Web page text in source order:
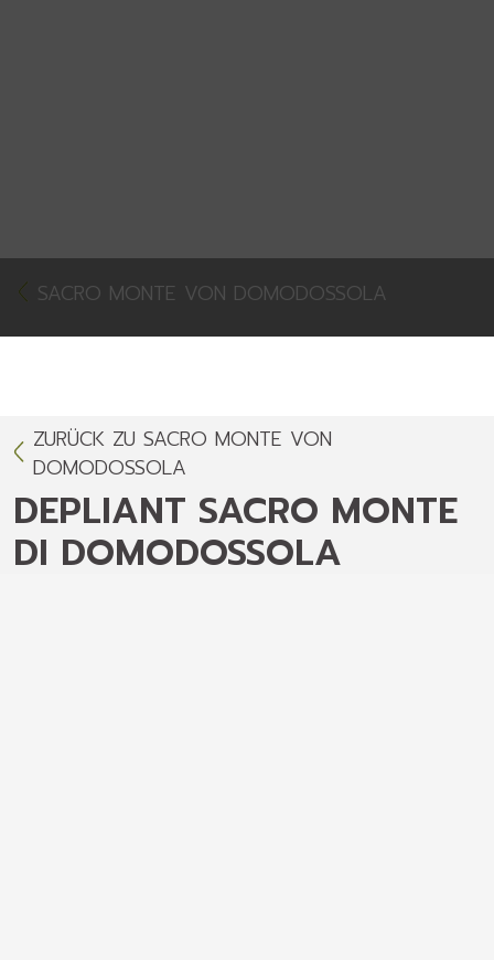
SACRO MONTE VON DOMODOSSOLA
ZURÜCK ZU SACRO MONTE VON
DOMODOSSOLA
DEPLIANT SACRO MONTE
DI DOMODOSSOLA